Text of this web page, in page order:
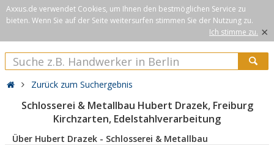
Axxus.de verwendet Cookies, um Ihnen den bestmöglichen Service zu
bieten. Wenn Sie auf der Seite weitersurfen stimmen Sie der Nutzung zu.
Ich stimme zu. ×
Zurück zum Suchergebnis
Schlosserei & Metallbau Hubert Drazek, Freiburg
Kirchzarten, Edelstahlverarbeitung
Über Hubert Drazek - Schlosserei & Metallbau